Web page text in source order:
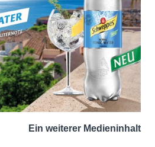
Ein weiterer Medieninhalt